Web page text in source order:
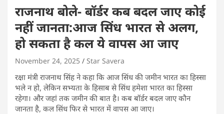
राजनाथ बोले- बॉर्डर कब बदल जाए कोई
नहीं जानता:आज सिंध भारत से अलग,
हो सकता है कल ये वापस आ जाए
November 24, 2025 Star Savera
रक्षा मंत्री राजनाथ सिंह ने कहा कि आज सिंध की जमीन भारत का हिस्सा
भले न हो, लेकिन सभ्यता के हिसाब से सिंध हमेशा भारत का हिस्सा
रहेगा। और जहां तक जमीन की बात है। कब बॉर्डर बदल जाए कौन
जानता है, कल सिंध फिर से भारत में वापस आ जाए।